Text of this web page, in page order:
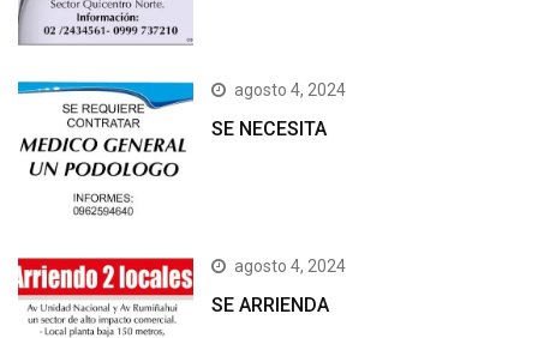
agosto 4, 2024
SE NECESITA
agosto 4, 2024
SE ARRIENDA